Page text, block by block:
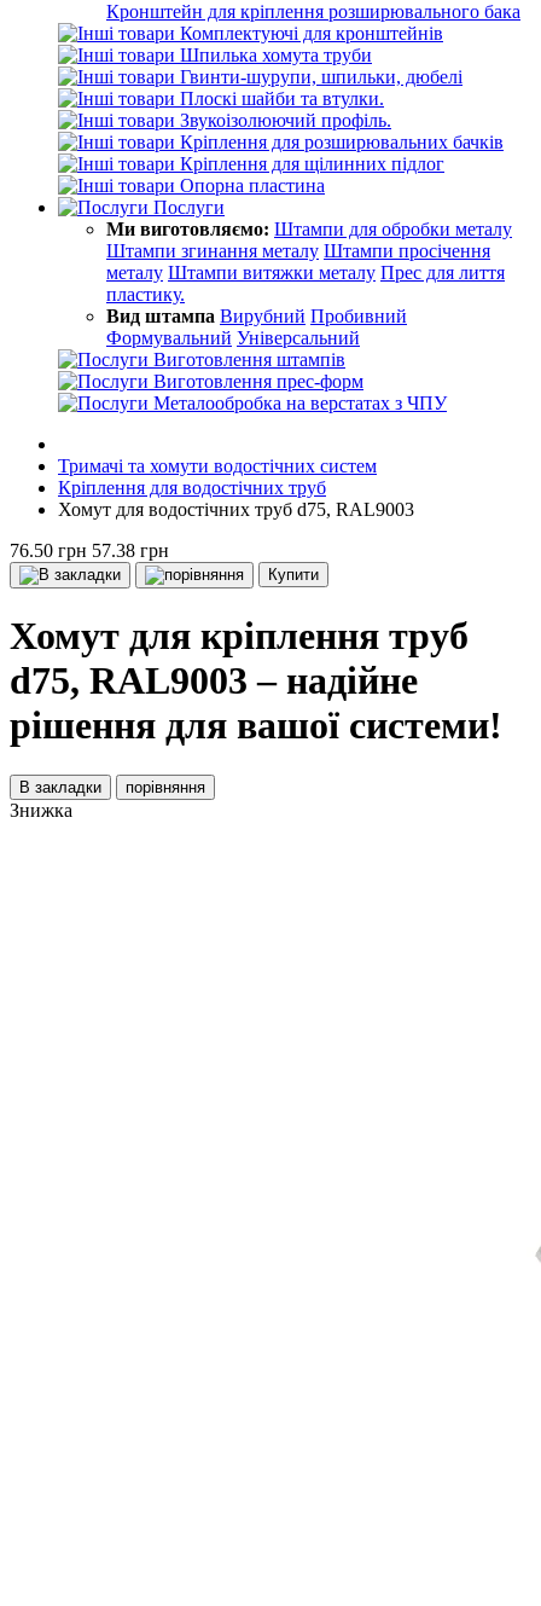
Кронштейн для кріплення розширювального бака
Комплектуючі для кронштейнів
Шпилька хомута труби
Гвинти-шурупи, шпильки, дюбелі
Плоскі шайби та втулки.
Звукоізолюючий профіль.
Кріплення для розширювальних бачків
Кріплення для щілинних підлог
Опорна пластина
Послуги
Ми виготовляємо: Штампи для обробки металу
Штампи згинання металу Штампи просічення
металу Штампи витяжки металу Прес для лиття
пластику.
Вид штампа Вирубний Пробивний
Формувальний Універсальний
Виготовлення штампів
Виготовлення прес-форм
Металообробка на верстатах з ЧПУ
Тримачі та хомути водостічних систем
Кріплення для водостічних труб
Хомут для водостічних труб d75, RAL9003
76.50 грн 57.38 грн
Купити
Хомут для кріплення труб
d75, RAL9003 – надійне
рішення для вашої системи!
В закладки порівняння
Знижка